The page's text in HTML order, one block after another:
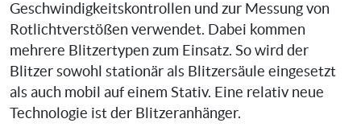
Geschwindigkeitskontrollen und zur Messung von
Rotlichtverstößen verwendet. Dabei kommen
mehrere Blitzertypen zum Einsatz. So wird der
Blitzer sowohl stationär als Blitzersäule eingesetzt
als auch mobil auf einem Stativ. Eine relativ neue
Technologie ist der Blitzeranhänger.